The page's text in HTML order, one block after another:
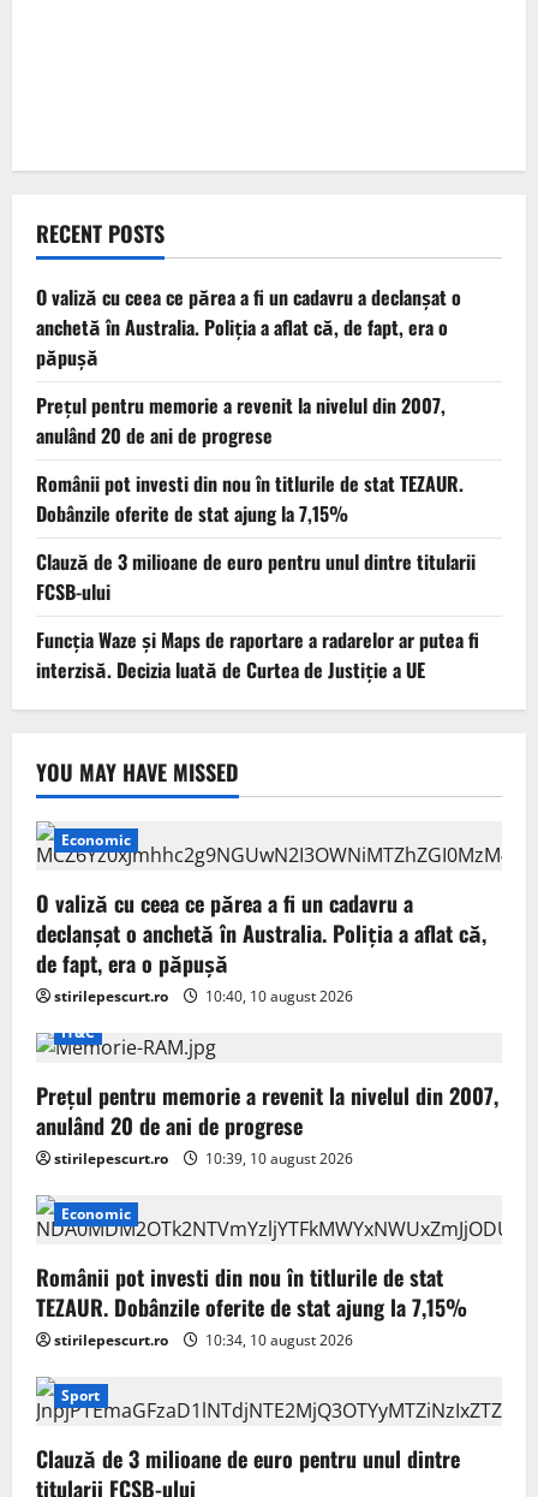
RECENT POSTS
O valiză cu ceea ce părea a fi un cadavru a declanșat o
anchetă în Australia. Poliția a aflat că, de fapt, era o
păpușă
Prețul pentru memorie a revenit la nivelul din 2007,
anulând 20 de ani de progrese
Românii pot investi din nou în titlurile de stat TEZAUR.
Dobânzile oferite de stat ajung la 7,15%
Clauză de 3 milioane de euro pentru unul dintre titularii
FCSB-ului
Funcția Waze și Maps de raportare a radarelor ar putea fi
interzisă. Decizia luată de Curtea de Justiție a UE
YOU MAY HAVE MISSED
Economic
O valiză cu ceea ce părea a fi un cadavru a
declanșat o anchetă în Australia. Poliția a aflat că,
de fapt, era o păpușă
stirilepescurt.ro
10:40, 10 august 2026
IT&C
Prețul pentru memorie a revenit la nivelul din 2007,
anulând 20 de ani de progrese
stirilepescurt.ro 10:39, 10 august 2026
Economic
Românii pot investi din nou în titlurile de stat
TEZAUR. Dobânzile oferite de stat ajung la 7,15%
stirilepescurt.ro 10:34, 10 august 2026
Sport
Clauză de 3 milioane de euro pentru unul dintre
titularii FCSB-ului